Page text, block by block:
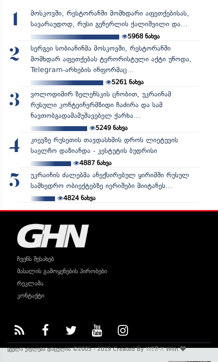
1
მოსკოვში, რესტორანში მომხდარი აფეთქებისას,
სავარაუდოდ, რუსი გენერლის ქალიშვილი და...
5968 ნახვა
2
სერგეი სობიანინმა მოსკოვში, რესტორანში
მომხდარ აფეთქებას ტერორისტული აქტი უწოდა,
Telegram-არხების ინფორმაც...
5261ნახვა
3
ვოლოდიმირ ზელენსკის ცნობით, უკრაინამ
რუსული კონტეინერმზიდი ჩაძირა და სამ
ნავთობგადამამუშავებელ ქარხა...
5249ნახვა
4
კიევზე რუსეთის თავდასხმის დროს ლიეტუვის
საელჩო დაზიანდა - კესტუტის ბუდრისი
4887ნახვა
5
უკრაინის ძალებმა ანექსირებულ ყირიმში რუსულ
სამხედრო ობიექტებზე იერიშები მიიტანეს...
4824ნახვა
ჩვენს შესახებ
მასალის გამოყენების პირობები
რეკლამა
კონტაქტი
ყველა უფლება დაცულია ©2005 - 2019 Created ByWEB-XWith